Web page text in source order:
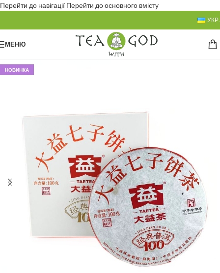
Перейти до навігації Перейти до основного вмісту
УКР.
МЕНЮ
НОВИНКА